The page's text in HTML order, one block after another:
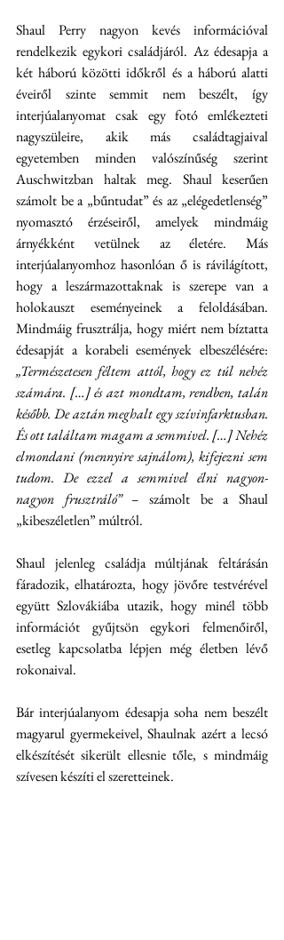
Shaul Perry nagyon kevés információval
rendelkezik egykori családjáról. Az édesapja a
két háború közötti időkről és a háború alatti
éveiről szinte semmit nem beszélt, így
interjúalanyomat csak egy fotó emlékezteti
nagyszüleire, akik más családtagjaival
egyetemben minden valószínűség szerint
Auschwitzban haltak meg. Shaul keserűen
számolt be a „bűntudat” és az „elégedetlenség”
nyomasztó érzéseiről, amelyek mindmáig
árnyékként vetülnek az életére. Más
interjúalanyomhoz hasonlóan ő is rávilágított,
hogy a leszármazottaknak is szerepe van a
holokauszt eseményeinek a feloldásában.
Mindmáig frusztrálja, hogy miért nem bíztatta
„Természetesen féltem attól, hogy ez túl nehéz
számára. […] és azt mondtam, rendben, talán
később. De aztán meghalt egy szívinfarktusban.
És ott találtam magam a semmivel. […] Nehéz
elmondani (mennyire sajnálom), kifejezni sem
tudom. De ezzel a semmivel élni nagyon-
nagyon frusztráló” – számolt be a Shaul
„kibeszéletlen” múltról.
Shaul jelenleg családja múltjának feltárásán
fáradozik, elhatározta, hogy jövőre testvérével
együtt Szlovákiába utazik, hogy minél több
információt gyűjtsön egykori felmenőiről,
esetleg kapcsolatba lépjen még életben lévő
rokonaival.
Bár interjúalanyom édesapja soha nem beszélt
magyarul gyermekeivel, Shaulnak azért a lecsó
elkészítését sikerült ellesnie tőle, s mindmáig
szívesen készíti el szeretteinek.